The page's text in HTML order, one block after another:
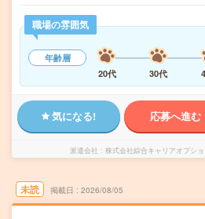
職場の雰囲気
年齢層
20代
30代
気になる! 応募へ進む
派遣会社 株式会社綜合キャリアオプシ
未読 掲載日 2026/08/05